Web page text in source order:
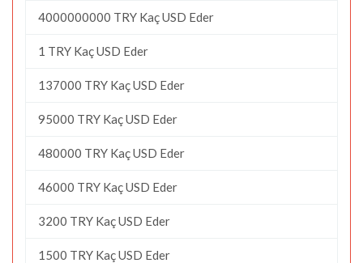
4000000000 TRY Kaç USD Eder
1 TRY Kaç USD Eder
137000 TRY Kaç USD Eder
95000 TRY Kaç USD Eder
480000 TRY Kaç USD Eder
46000 TRY Kaç USD Eder
3200 TRY Kaç USD Eder
1500 TRY Kaç USD Eder